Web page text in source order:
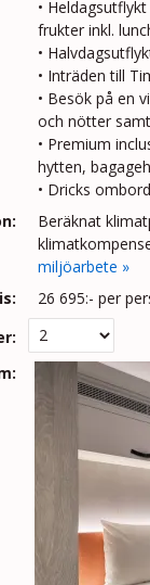
•
frukter inkl.
•
• Inträden till
• Besök på en
och nötter
• Premium
hytten,
• Dricks ombord
Beräknat
miljöarbete »
26 695:- per